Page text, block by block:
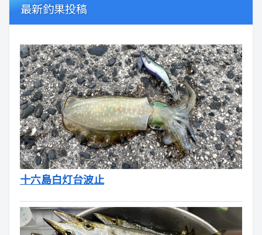
最新釣果投稿
十六島白灯台波止